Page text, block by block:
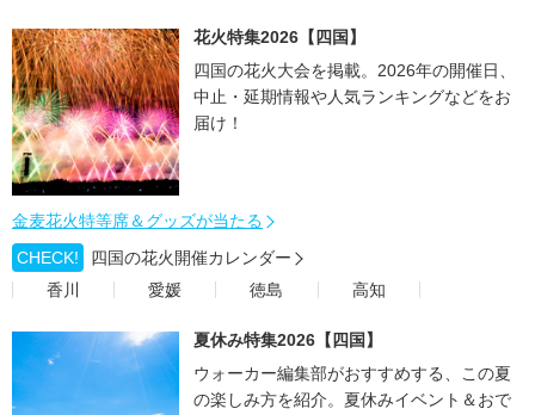
花火特集2026【四国】
四国の花火大会を掲載。2026年の開催日、
中止・延期情報や人気ランキングなどをお
届け！
金麦花火特等席＆グッズが当たる
CHECK!
四国の花火開催カレンダー
香川
愛媛 徳島 高知
夏休み特集2026【四国】
ウォーカー編集部がおすすめする、この夏
の楽しみ方を紹介。夏休みイベント＆おで